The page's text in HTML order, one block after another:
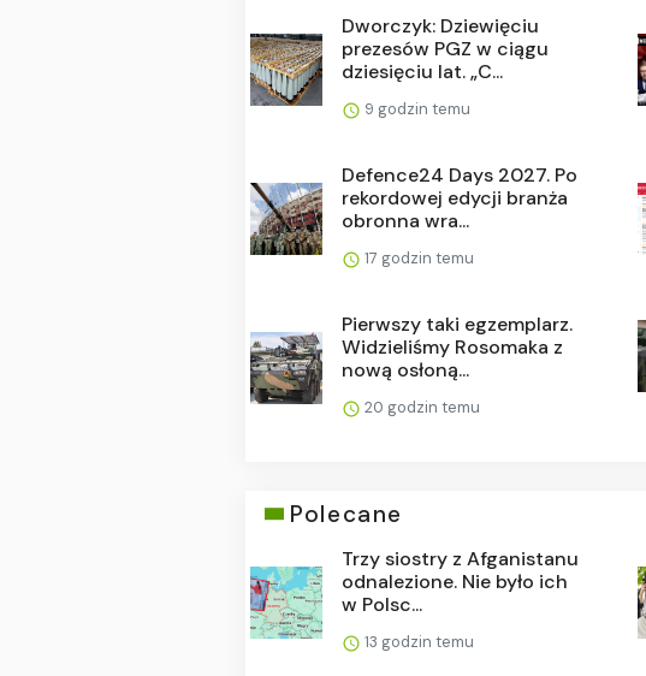
Dworczyk: Dziewięciu
prezesów PGZ w ciągu
dziesięciu lat. „C...
9 godzin temu
Defence24 Days 2027. Po
rekordowej edycji branża
obronna wra...
17 godzin temu
Pierwszy taki egzemplarz.
Widzieliśmy Rosomaka z
nową osłoną...
20 godzin temu
Polecane
Trzy siostry z Afganistanu
odnalezione. Nie było ich
w Polsc...
13 godzin temu